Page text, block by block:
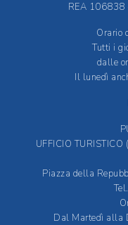
REA 106838
Orario
Tutti i
dalle
Il lunedì
UFFICIO
Piazza della
Dal Martedì alla